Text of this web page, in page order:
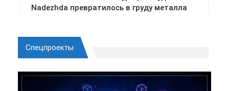
Спецпроекты